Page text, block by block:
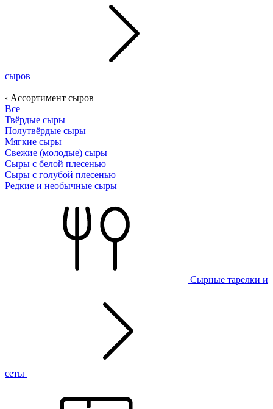
сыров
‹ Ассортимент сыров
Все
Твёрдые сыры
Полутвёрдые сыры
Мягкие сыры
Свежие (молодые) сыры
Сыры с белой плесенью
Сыры с голубой плесенью
Редкие и необычные сыры
Сырные тарелки и
сеты